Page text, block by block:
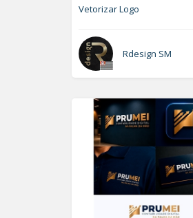
Vetorizar Logo
Rdesign SM